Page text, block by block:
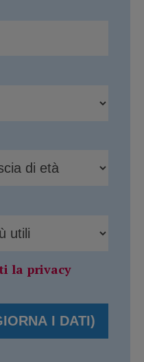
la privacy